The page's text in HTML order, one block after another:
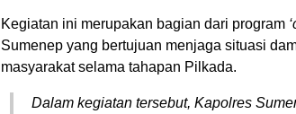
Kegiatan ini merupakan bagian dari program
Sumenep yang bertujuan menjaga situasi
masyarakat selama tahapan Pilkada.
Dalam kegiatan tersebut, Kapolres